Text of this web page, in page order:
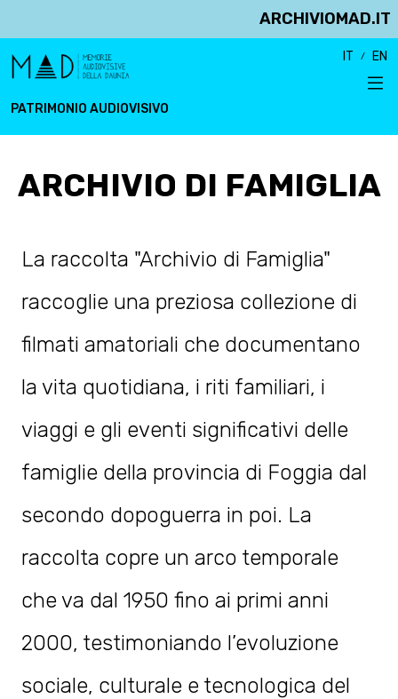
ARCHIVIOMAD.IT
PATRIMONIO AUDIOVISIVO
IT EN
ARCHIVIO DI FAMIGLIA
La raccolta "Archivio di Famiglia"
raccoglie una preziosa collezione di
filmati amatoriali che documentano
la vita quotidiana, i riti familiari, i
viaggi e gli eventi significativi delle
famiglie della provincia di Foggia dal
secondo dopoguerra in poi. La
raccolta copre un arco temporale
che va dal 1950 fino ai primi anni
2000, testimoniando l’evoluzione
sociale, culturale e tecnologica del